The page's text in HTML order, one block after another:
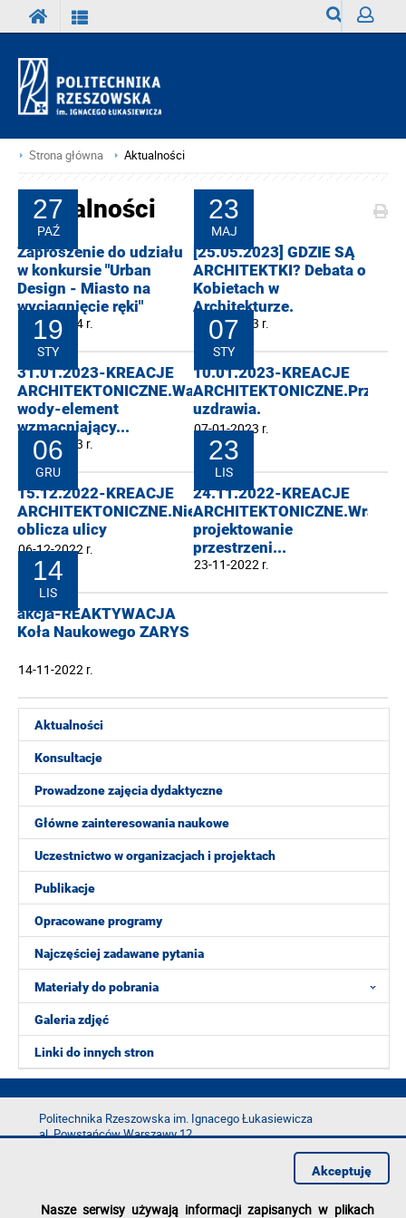
Strona główna Aktualności
Aktualności
Konsultacje
Prowadzone zajęcia dydaktyczne
Główne zainteresowania naukowe
Uczestnictwo w organizacjach i projektach
Publikacje
Opracowane programy
Najczęściej zadawane pytania
Materiały do pobrania
Galeria zdjęć
Linki do innych stron
Aktualności
27
PAŹ
Zaproszenie do udziału
w konkursie "Urban
Design - Miasto na
wyciągnięcie ręki"
27-10-2024 r.
23
MAJ
[25.05.2023] GDZIE SĄ
ARCHITEKTKI? Debata o
Kobietach w
Architekturze.
23-05-2023 r.
19
STY
31.01.2023-KREACJE
ARCHITEKTONICZNE.Wartość
wody-element
wzmacniający...
19-01-2023 r.
07
STY
10.01.2023-KREACJE
uzdrawia.
07-01-2023 r.
06
GRU
15.12.2022-KREACJE
ARCHITEKTONICZNE.Nieoczywiste
oblicza ulicy
06-12-2022 r.
23
LIS
24.11.2022-KREACJE
projektowanie
przestrzeni...
23-11-2022 r.
14
LIS
akcja-REAKTYWACJA
Koła Naukowego ZARYS
14-11-2022 r.
Politechnika Rzeszowska im. Ignacego Łukasiewicza
al. Powstańców Warszawy 12
e-mail:kancelaria@prz.edu.pl
Nasze serwisy używają informacji zapisanych w plikach
Akceptuję